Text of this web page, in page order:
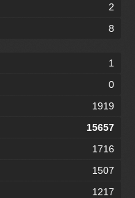
2
8
1
0
1919
15657
1716
1507
1217